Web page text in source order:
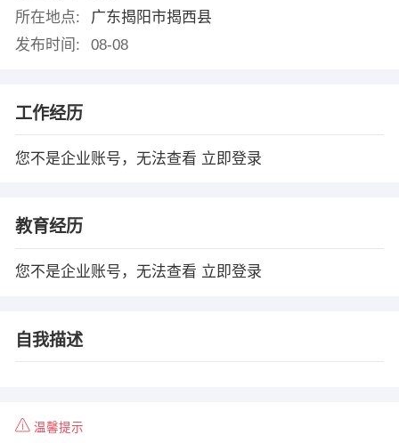
所在地点:
广东揭阳市揭西县
发布时间:
08-08
工作经历
您不是企业账号，无法查看 立即登录
教育经历
您不是企业账号，无法查看 立即登录
自我描述
温馨提示